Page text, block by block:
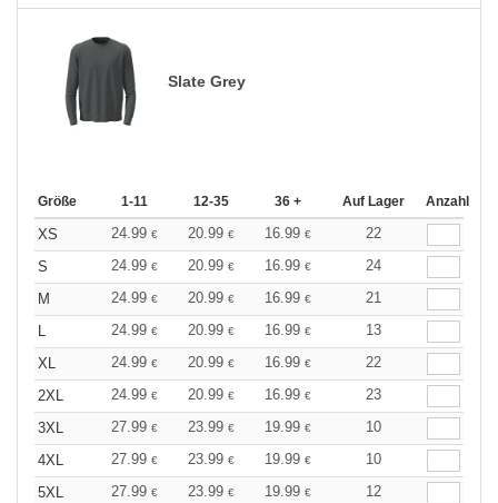
Slate Grey
Größe 1-11 12-35 36 + Auf Lager Anzahl
XS 24.99 € 20.99 € 16.99 €
22
S
24.99 € 20.99 € 16.99 €
24
M
24.99 € 20.99 € 16.99 €
21
L
24.99 € 20.99 € 16.99 €
13
XL
24.99 € 20.99 € 16.99 €
22
2XL
24.99 € 20.99 € 16.99 €
23
3XL
27.99 € 23.99 € 19.99 €
10
4XL
27.99 € 23.99 € 19.99 €
10
5XL
27.99 € 23.99 € 19.99 € 12